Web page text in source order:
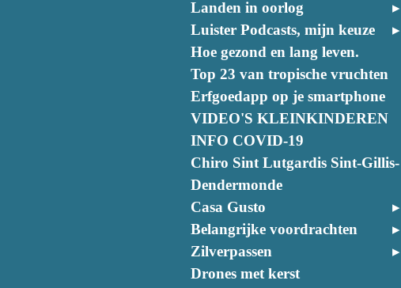
Landen in oorlog
Luister Podcasts, mijn keuze
Hoe gezond en lang leven.
Top 23 van tropische vruchten
Erfgoedapp op je smartphone
VIDEO'S KLEINKINDEREN
INFO COVID-19
Chiro Sint Lutgardis Sint-Gillis-
Dendermonde
Casa Gusto
Belangrijke voordrachten
Zilverpassen
Drones met kerst